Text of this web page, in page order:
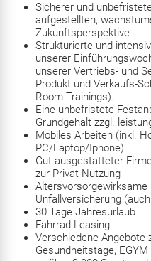
Sicherer und
aufgestellten,
Zukunftsperspektive
Strukturierte und
unserer
unserer Vertriebs- und
Produkt und Verkaufs-
Room Trainings).
Eine unbefristete
Grundgehalt zzgl.
Mobiles Arbeiten (inkl.
PC/Laptop/Iphone)
Gut ausgestatteter
zur Privat-Nutzung
Altersvorsorgewirksame
Unfallversicherung
30 Tage Jahresurlaub
Fahrrad-Leasing
Verschiedene Angebote
Gesundheitstage,